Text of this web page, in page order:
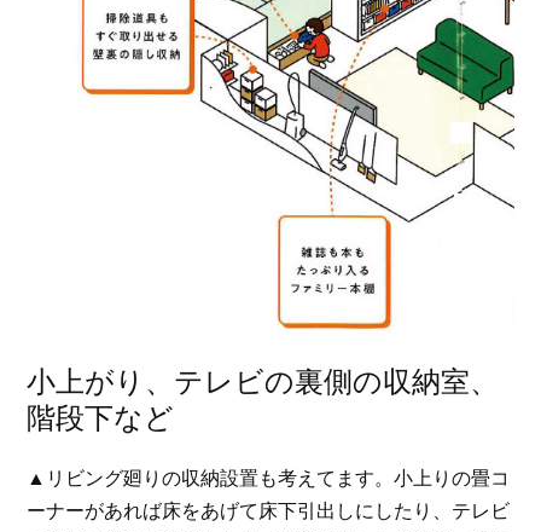
小上がり、テレビの裏側の収納室、
階段下など
▲リビング廻りの収納設置も考えてます。小上りの畳コ
ーナーがあれば床をあげて床下引出しにしたり、テレビ